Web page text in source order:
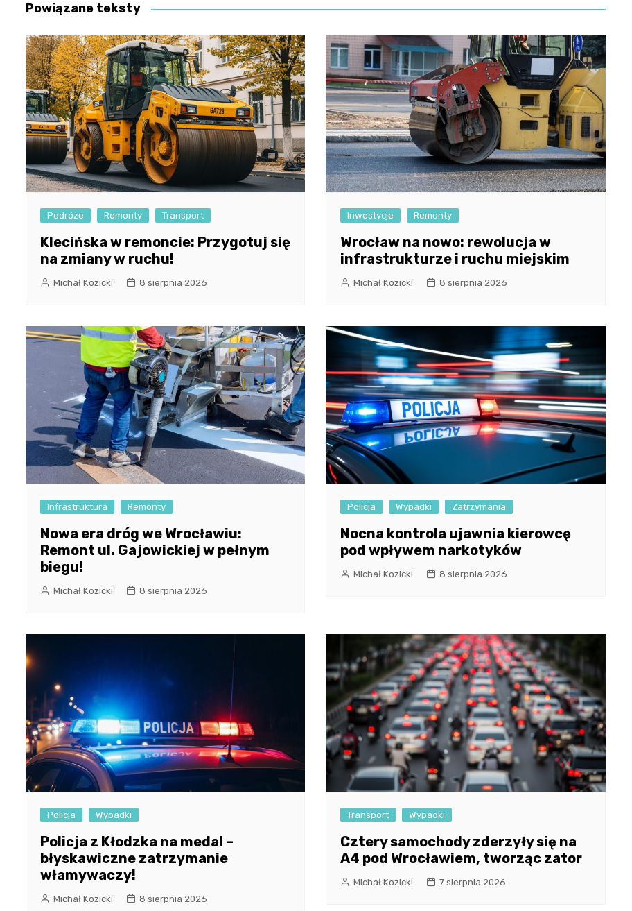
Powiązane teksty
Podróże Remonty Transport
Klecińska w remoncie: Przygotuj się
na zmiany w ruchu!
Michał Kozicki 8 sierpnia 2026
Inwestycje Remonty
Wrocław na nowo: rewolucja w
infrastrukturze i ruchu miejskim
Michał Kozicki 8 sierpnia 2026
Infrastruktura Remonty
Nowa era dróg we Wrocławiu:
Remont ul. Gajowickiej w pełnym
biegu!
Michał Kozicki 8 sierpnia 2026
Policja Wypadki Zatrzymania
Nocna kontrola ujawnia kierowcę
pod wpływem narkotyków
Michał Kozicki 8 sierpnia 2026
Policja Wypadki
Policja z Kłodzka na medal –
błyskawiczne zatrzymanie
włamywaczy!
Michał Kozicki 8 sierpnia 2026
Transport Wypadki
Cztery samochody zderzyły się na
A4 pod Wrocławiem, tworząc zator
Michał Kozicki 7 sierpnia 2026